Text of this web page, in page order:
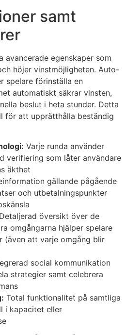
samt
avancerade egenskaper som
höjer vinstmöjligheten. Auto-
spelare förinställa en
automatiskt säkrar vinsten,
beslut i heta stunder. Detta
för att upprätthålla beständig
Varje runda använder
verifiering som låter användare
äkthet
gällande pågående
och utbetalningspunkter
Detaljerad översikt över de
omgångarna hjälper spelare
(även att varje omgång blir
social kommunikation
strategier samt celebrera
Total funktionalitet på samtliga
i kapacitet eller